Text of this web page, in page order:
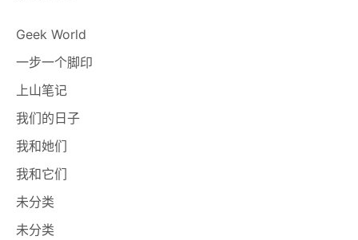
Geek World
一步一个脚印
上山笔记
我们的日子
我和她们
我和它们
未分类
未分类